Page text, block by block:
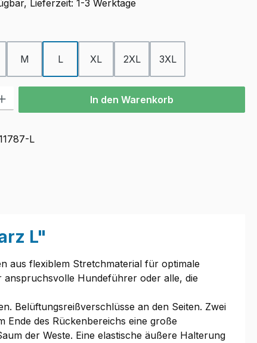
Lieferzeit: 1-3 Werktage
M L XL 2XL 3XL
Gib den gewünschten Wert ein oder benutze die Schaltflächen
In den Warenkorb
L
L"
aus flexiblem Stretchmaterial für optimale
anspruchsvolle Hundeführer oder alle, die
Belüftungsreißverschlüsse an den Seiten. Zwei
Ende des Rückenbereichs eine große
der Weste. Eine elastische äußere Halterung